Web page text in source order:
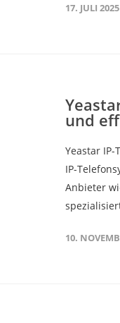
17. JULI 2025
und
Yeastar
IP-
Anbieter
10.